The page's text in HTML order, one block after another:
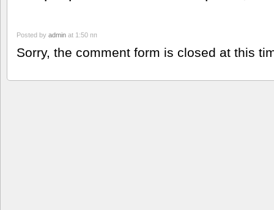
Posted by admin at 1:50 пп
Sorry, the comment form is closed at this